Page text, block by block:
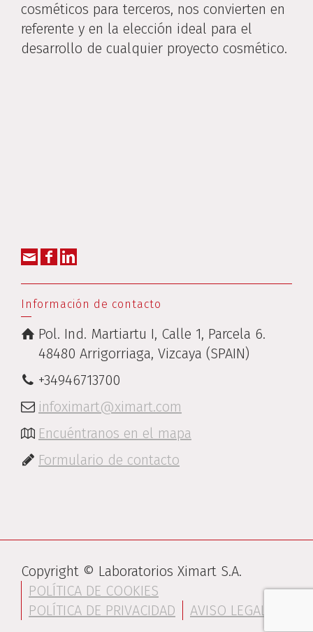
cosméticos para terceros, nos convierten en
referente y en la elección ideal para el
desarrollo de cualquier proyecto cosmético.
Información de contacto
Pol. Ind. Martiartu I, Calle 1, Parcela 6.
48480 Arrigorriaga, Vizcaya (SPAIN)
+34946713700
infoximart@ximart.com
Encuéntranos en el mapa
Formulario de contacto
Copyright © Laboratorios Ximart S.A.
POLÍTICA DE COOKIES
POLÍTICA DE PRIVACIDAD
AVISO LEGAL